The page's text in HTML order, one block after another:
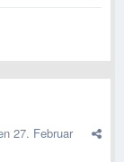
27. Februar